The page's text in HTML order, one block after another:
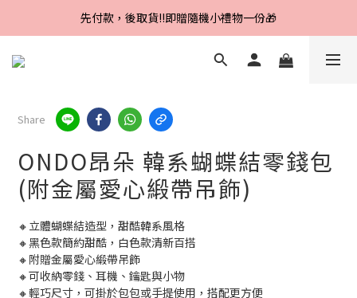
Line好友招募中，首購、回購皆贈100元
先付款，後取貨‼️即贈隨機小禮物一份🎁
Line好友招募中，首購、回購皆贈100元
Share
ONDO昂朵 韓系蝴蝶結零錢包
(附金屬愛心緞帶吊飾)
🔸立體蝴蝶結造型，甜酷韓系風格
🔸黑色款簡約甜酷，白色款清新百搭
🔸附贈金屬愛心緞帶吊飾
🔸可收納零錢、耳機、鑰匙與小物
🔸輕巧尺寸，可掛於包包或手提使用，搭配更方便